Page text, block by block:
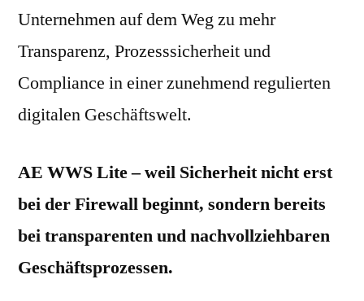
Unternehmen auf dem Weg zu mehr
Transparenz, Prozesssicherheit und
Compliance in einer zunehmend regulierten
digitalen Geschäftswelt.
AE WWS Lite – weil Sicherheit nicht erst
bei der Firewall beginnt, sondern bereits
bei transparenten und nachvollziehbaren
Geschäftsprozessen.